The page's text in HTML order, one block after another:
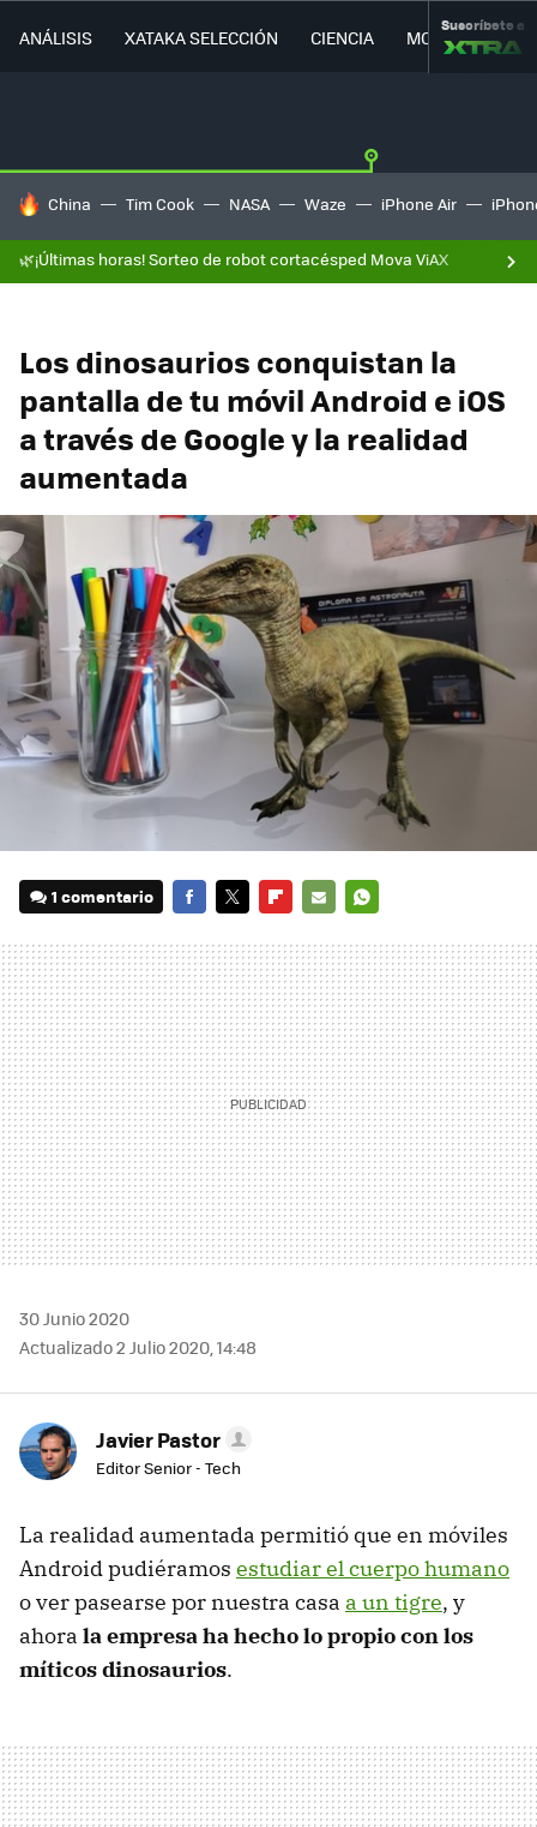
ANÁLISIS XATAKA SELECCIÓN CIENCIA MOVILIDAD
Suscríbete a
HOY SE HABLA DE
China Tim Cook NASA Waze iPhone Air
🌿¡Últimas horas! Sorteo de robot cortacésped Mova ViAX
Los dinosaurios conquistan la
pantalla de tu móvil Android e iOS
a través de Google y la realidad
aumentada
1 comentario
MAIL
30 Junio 2020
Actualizado 2 Julio 2020, 14:48
Javier Pastor
Editor Senior - Tech
La realidad aumentada permitió que en móviles
Android pudiéramos estudiar el cuerpo humano
o ver pasearse por nuestra casa a un tigre, y
ahora la empresa ha hecho lo propio con los
míticos dinosaurios.